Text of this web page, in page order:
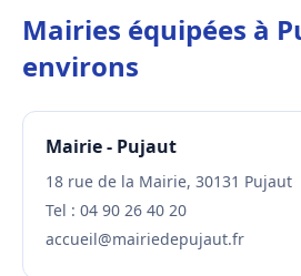
Mairies équipées à
environs
Mairie - Pujaut
18 rue de la Mairie, 30131 Pujaut
Tel : 04 90 26 40 20
accueil@mairiedepujaut.fr